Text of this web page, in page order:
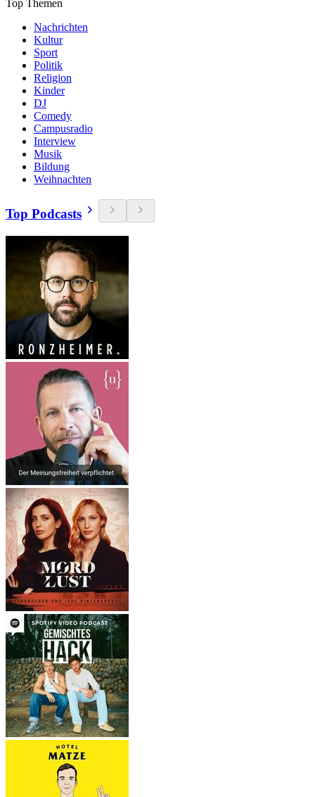
Top Themen
Nachrichten
Kultur
Sport
Politik
Religion
Kinder
DJ
Comedy
Campusradio
Interview
Musik
Bildung
Weihnachten
Top Podcasts